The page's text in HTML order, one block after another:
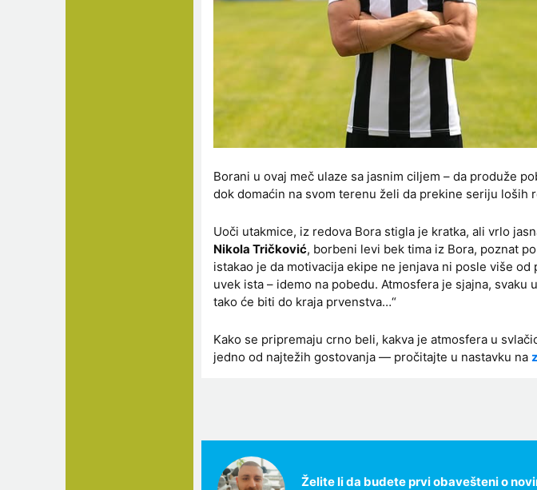
Borani u ovaj meč ulaze sa jasnim ciljem – da produže
dok domaćin na svom terenu želi da prekine seriju loših
Uoči utakmice, iz redova Bora stigla je kratka, ali vrlo
Nikola Tričković, borbeni levi bek tima iz Bora, poznat
istakao je da motivacija ekipe ne jenjava ni posle više
uvek ista – idemo na pobedu. Atmosfera je sjajna,
tako će biti do kraja prvenstva…“
Kako se pripremaju crno beli, kakva je atmosfera u
jedno od najtežih gostovanja — pročitajte u nastavku na
Želite li da budete prvi obavešteni o